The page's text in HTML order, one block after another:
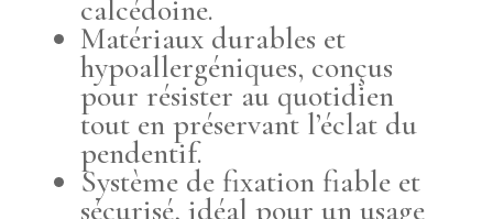
calcédoine.
Matériaux durables et
hypoallergéniques, conçus
pour résister au quotidien
tout en préservant l’éclat du
pendentif.
Système de fixation fiable et
sécurisé, idéal pour un usage